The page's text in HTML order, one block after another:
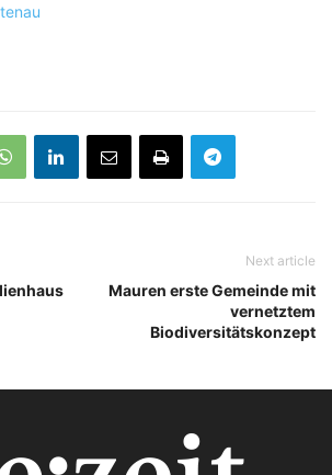
Next article
Mauren erste Gemeinde mit
vernetztem
Biodiversitätskonzept